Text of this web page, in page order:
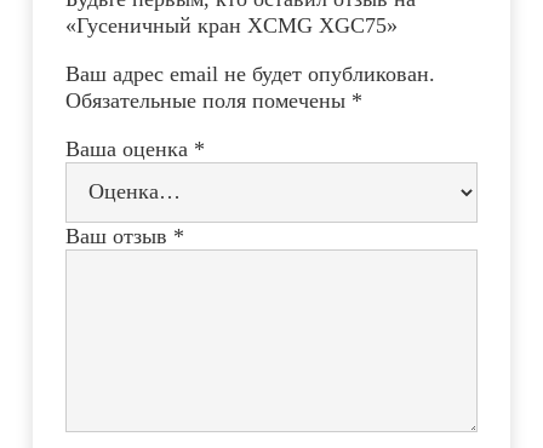
«Гусеничный кран XCMG XGC75»
Ваш адрес email не будет опубликован.
Обязательные поля помечены *
Ваша оценка *
Ваш отзыв *